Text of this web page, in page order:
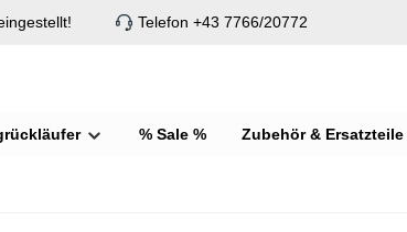
Telefon +43 7766/20772
% Sale % Zubehör & Ersatzteile